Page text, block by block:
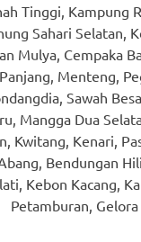
.
Tinggi, Kampung
Sahari Selatan,
Mulya, Cempaka
Menteng,
Sawah
Mangga Dua
Kwitang, Kenari,
Bendungan
Kebon Kacang,
Petamburan, Gelora